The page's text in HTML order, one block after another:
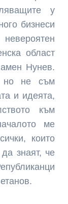
у
бизнеси
област
Нунев.
но не съм
и идеята,
към
ме
които
знаят, че